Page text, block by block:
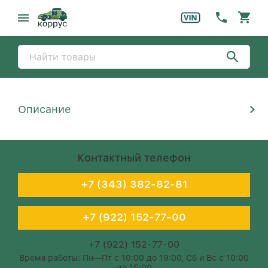
Описание
Контактный телефон
+7 (343) 382-82-81
+7 (922) 152-77-00
+7 (922) 152-77-00
Время работы: Пн—Пт с 10:00 до 19:00, Сб и Вс с 10:00